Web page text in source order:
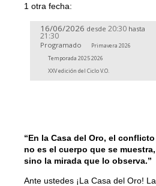
1 otra fecha:
16/06/2026 desde 20:30 hasta
21:30
Programado
Primavera 2026
Temporada 2025 2026
XXV edición del Ciclo V.O.
“En la Casa del Oro, el conflicto
no es el cuerpo que se muestra,
sino la mirada que lo observa.”
Ante ustedes ¡La Casa del Oro! La